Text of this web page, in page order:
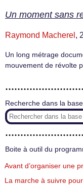
Un moment sans
Raymond Macherel ,
Un long métrage
mouvement de révolte
Recherche dans la
Boite à outil du
Avant d’organiser une
La marche à suivre